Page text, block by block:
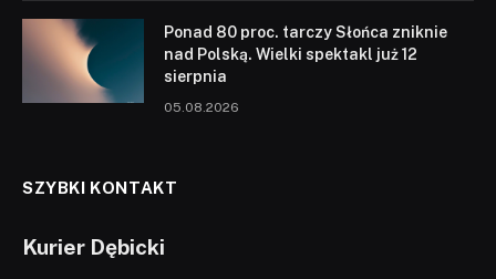
Ponad 80 proc. tarczy Słońca zniknie
nad Polską. Wielki spektakl już 12
sierpnia
05.08.2026
SZYBKI KONTAKT
Kurier Dębicki